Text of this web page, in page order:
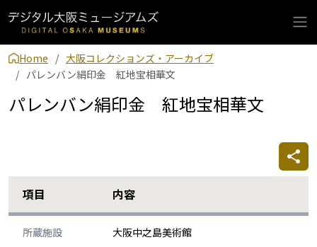
Home
大阪コレクションズ・アーカイブ
パレンバン絹印金 紅地宝相華文
パレンバン絹印金 紅地宝相華文
項目 内容
所蔵施設 大阪中之島美術館